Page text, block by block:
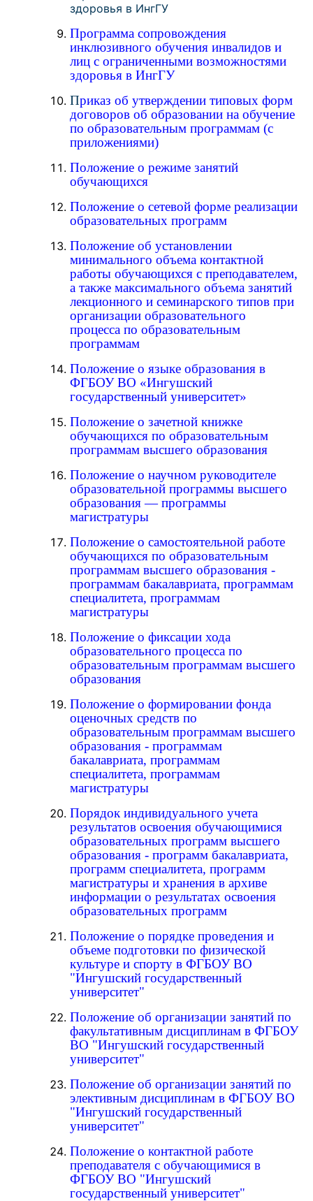
здоровья в ИнгГУ
Программа сопровождения
инклюзивного обучения инвалидов и
лиц с ограниченными возможностями
здоровья в ИнгГУ
Приказ об утверждении типовых форм
договоров об образовании на обучение
по образовательным программам (с
приложениями)
Положение о режиме занятий
обучающихся
Положение о сетевой форме реализации
образовательных программ
Положение об установлении
минимального объема контактной
работы обучающихся с преподавателем,
а также максимального объема занятий
лекционного и семинарского типов при
организации образовательного
процесса по образовательным
программам
Положение о языке образования в
ФГБОУ ВО «Ингушский
государственный университет»
Положение о зачетной книжке
обучающихся по образовательным
программам высшего образования
Положение о научном руководителе
образовательной программы высшего
образования — программы
магистратуры
Положение о самостоятельной работе
обучающихся по образовательным
программам высшего образования -
программам бакалавриата, программам
специалитета, программам
магистратуры
Положение о фиксации хода
образовательного процесса по
образовательным программам высшего
образования
Положение о формировании фонда
оценочных средств по
образовательным программам высшего
образования - программам
бакалавриата, программам
специалитета, программам
магистратуры
Порядок индивидуального учета
результатов освоения обучающимися
образовательных программ высшего
образования - программ бакалавриата,
программ специалитета, программ
магистратуры и хранения в архиве
информации о результатах освоения
образовательных программ
Положение о порядке проведения и
объеме подготовки по физической
культуре и спорту в ФГБОУ ВО
"Ингушский государственный
университет"
Положение об организации занятий по
факультативным дисциплинам в ФГБОУ
ВО "Ингушский государственный
университет"
Положение об организации занятий по
элективным дисциплинам в ФГБОУ ВО
"Ингушский государственный
университет"
Положение о контактной работе
преподавателя с обучающимися в
ФГБОУ ВО "Ингушский
государственный университет"